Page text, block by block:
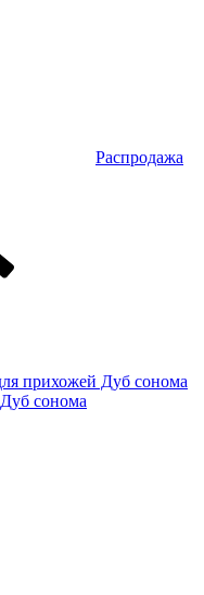
Распродажа
прихожей Дуб сонома
сонома